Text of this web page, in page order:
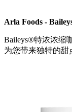
Arla Foods -
Baileys®特浓浓缩
为您带来独特的甜